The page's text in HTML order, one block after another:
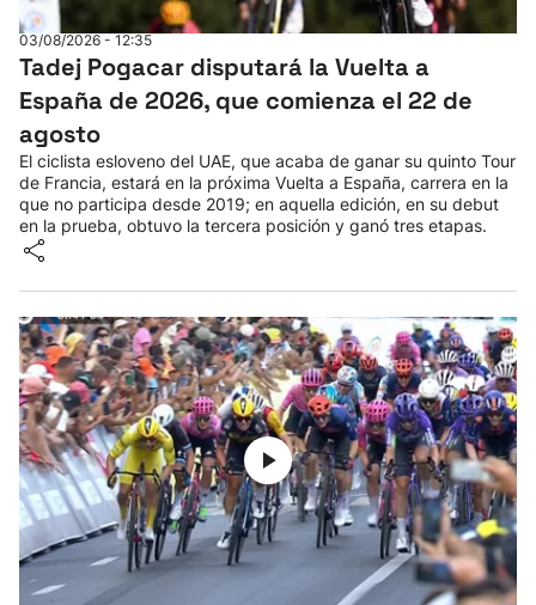
03/08/2026 - 12:35
Tadej Pogacar disputará la Vuelta a
España de 2026, que comienza el 22 de
agosto
El ciclista esloveno del UAE, que acaba de ganar su quinto Tour
de Francia, estará en la próxima Vuelta a España, carrera en la
que no participa desde 2019; en aquella edición, en su debut
en la prueba, obtuvo la tercera posición y ganó tres etapas.